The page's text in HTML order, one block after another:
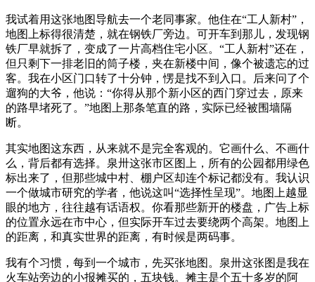
我试着用这张地图导航去一个老同事家。他住在“工人新村”，
地图上标得很清楚，就在钢铁厂旁边。可开车到那儿，发现钢
铁厂早就拆了，变成了一片高档住宅小区。“工人新村”还在，
但只剩下一排老旧的筒子楼，夹在新楼中间，像个被遗忘的过
客。我在小区门口转了十分钟，愣是找不到入口。后来问了个
遛狗的大爷，他说：“你得从那个新小区的西门穿过去，原来
的路早堵死了。”地图上那条笔直的路，实际已经被围墙隔
断。
其实地图这东西，从来就不是完全客观的。它画什么、不画什
么，背后都有选择。泉卅这张市区图上，所有的公园都用绿色
标出来了，但那些城中村、棚户区却连个标记都没有。我认识
一个做城市研究的学者，他说这叫“选择性呈现”。地图上越显
眼的地方，往往越有话语权。你看那些新开的楼盘，广告上标
的位置永远在市中心，但实际开车过去要绕两个高架。地图上
的距离，和真实世界的距离，有时候是两码事。
我有个习惯，每到一个城市，先买张地图。泉卅这张图是我在
火车站旁边的小报摊买的，五块钱。摊主是个五十多岁的阿